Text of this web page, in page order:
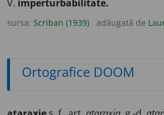
V. imperturbabilitate.
sursa: Scriban (1939) adăugată de
Ortografice DOOM